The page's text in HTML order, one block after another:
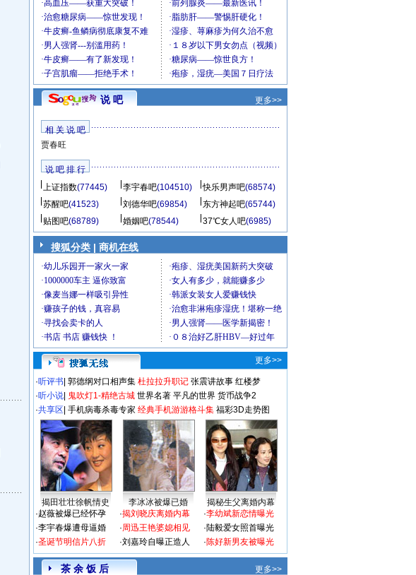
说 吧 更多>>
相 关 说 吧
贾春旺
说 吧 排 行
上证指数(77445) 李宇春吧(104510) 快乐男声吧(68574)
苏醒吧(41523) 刘德华吧(69854) 东方神起吧(65744)
贴图吧(68789) 婚姻吧(78544) 37℃女人吧(6985)
搜狐分类 | 商机在线
更多>>
·听评书 郭德纲对口相声集 杜拉拉升职记 张震讲故事 红楼梦
·听小说 鬼吹灯1-精绝古城 世界名著 平凡的世界 货币战争2
·共享区 手机病毒杀毒专家 经典手机游游格斗集 福彩3D走势图
揭田壮壮徐帆情史 李冰冰被爆已婚
揭秘生父离婚内幕
·赵薇被爆已经怀孕
·李宇春爆遭母逼婚
·圣诞节明信片八折
·揭刘晓庆离婚内幕
·周迅王艳婆媳相见
·刘嘉玲自曝正造人
·李幼斌新恋情曝光
·陆毅爱女照首曝光
·陈好新男友被曝光
茶 余 饭 后
更多>>